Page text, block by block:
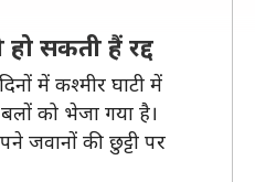
हो सकती हैं रद्द
में कश्मीर घाटी में
को भेजा गया है।
जवानों की छुट्टी पर